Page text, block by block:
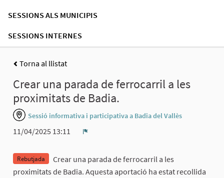
SESSIONS ALS MUNICIPIS
SESSIONS INTERNES
Torna al llistat
Crear una parada de ferrocarril a les
proximitats de Badia.
Sessió informativa i participativa a Badia del Vallès
11/04/2025 13:11
Rebutjada
Crear una parada de ferrocarril a les
proximitats de Badia. Aquesta aportació ha estat recollida